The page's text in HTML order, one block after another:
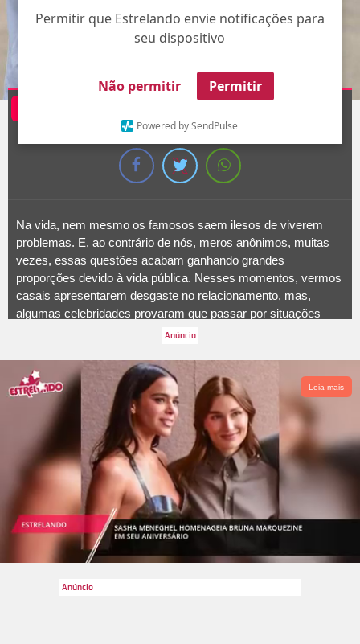
Permitir que Estrelando envie notificações para
seu dispositivo
Não permitir Permitir
Powered by SendPulse
Divulgação
1/6
Na vida, nem mesmo os famosos saem ilesos de viverem
problemas. E, ao contrário de nós, meros anônimos, muitas
vezes, essas questões acabam ganhando grandes
proporções devido à vida pública. Nesses momentos, vermos
casais apresentarem desgaste no relacionamento, mas,
algumas celebridades provaram que passar por situações
delicadas juntos acabou fortalecendo o romance. Esse é o
Monteiro. O casal esperava seu primeiro filho, Rael, quando o
bebê morreu aos oito meses de gestação. Em suas redes
sociais, ao fazer um pronunciamento sobre o assunto, a
jornalista falou sobre como o companheiro foi presente
durante todo o parto e como isso acabou sendo fundamental:
Eu e Bruno formamos mesmo a melhor dupla do mundo. E eu
só fiz confirmar nas horas de trabalho de parto em que a
gente, de mãos dadas, entre uma contração e outra, se olhava
e dizia que conseguiríamos juntos ressignificar aquilo tudo. E
conseguimos.
Forças para o casal, não é? A seguir, veja
outros famosos que se aproximaram após um período de
crise na família:
Leia mais